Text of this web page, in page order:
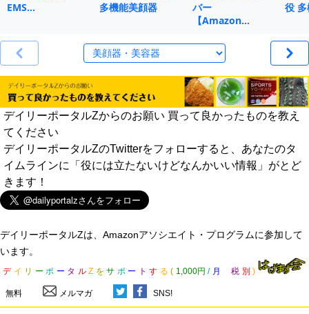
EMS…
多機能美顔器
バー
【Amazon…
役
デイリーポータルZからのお願い 買って良かったものを教え
てください
デイリーポータルZのTwitterをフォローすると、あなたのタ
イムラインに「役には立たないけどなんかいい情報」がとど
きます！
デイリーポータルZは、Amazonアソシエイト・プログラムに参加して
います。
デ イ リ ー ポ ー タ ル Z を サ ポ ー ト す る ( 1,000円 / 月 税 別 )
無料 メルマガ SNS!